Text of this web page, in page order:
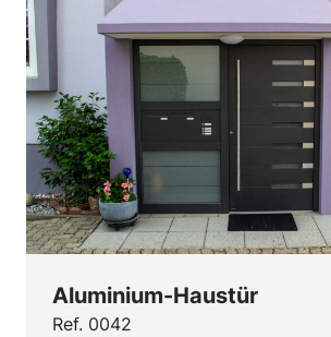
Aluminium-Haustür
Ref. 0042